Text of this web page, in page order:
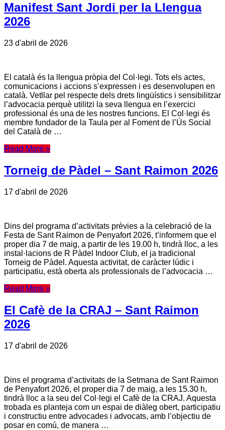
Manifest Sant Jordi per la Llengua
2026
23 d'abril de 2026
El català és la llengua pròpia del Col·legi. Tots els actes,
comunicacions i accions s’expressen i es desenvolupen en
català. Vetllar pel respecte dels drets lingüístics i sensibilitzar
l’advocacia perquè utilitzi la seva llengua en l’exercici
professional és una de les nostres funcions. El Col·legi és
membre fundador de la Taula per al Foment de l’Ús Social
del Català de …
Read More »
Torneig de Pàdel – Sant Raimon 2026
17 d'abril de 2026
Dins del programa d’activitats prèvies a la celebració de la
Festa de Sant Raimon de Penyafort 2026, t’informem que el
proper dia 7 de maig, a partir de les 19.00 h, tindrà lloc, a les
instal·lacions de R Pàdel Indoor Club, el ja tradicional
Torneig de Pàdel. Aquesta activitat, de caràcter lúdic i
participatiu, està oberta als professionals de l’advocacia …
Read More »
El Cafè de la CRAJ – Sant Raimon
2026
17 d'abril de 2026
Dins el programa d’activitats de la Setmana de Sant Raimon
de Penyafort 2026, el proper dia 7 de maig, a les 15.30 h,
tindrà lloc a la seu del Col·legi el Cafè de la CRAJ. Aquesta
trobada es planteja com un espai de diàleg obert, participatiu
i constructiu entre advocades i advocats, amb l’objectiu de
posar en comú, de manera …